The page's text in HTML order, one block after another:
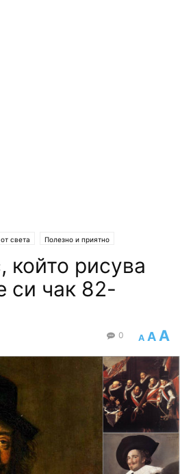
света Полезно и приятно
който рисува
си чак 82-
A A A
0